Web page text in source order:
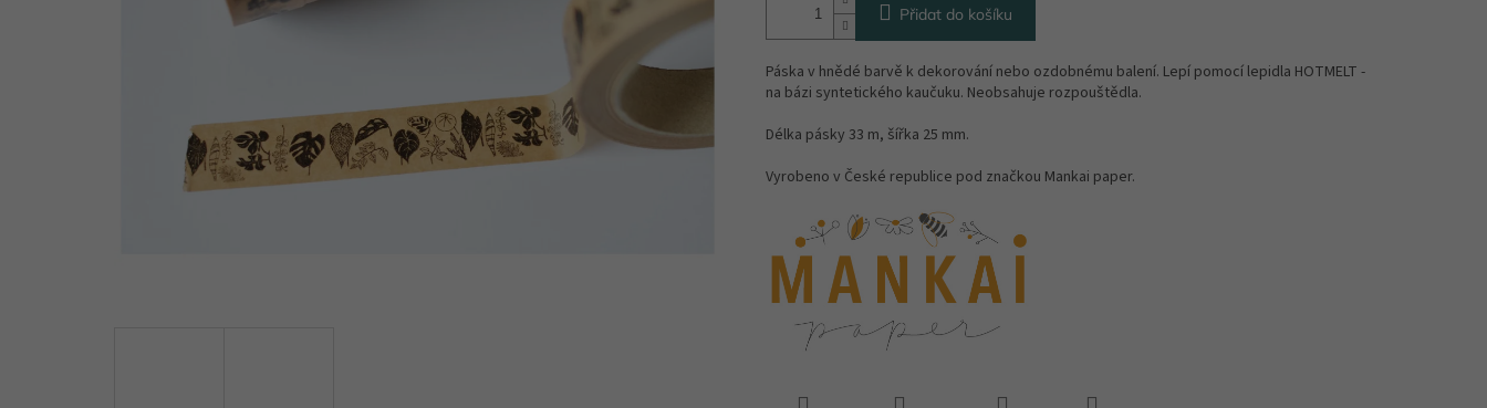
Přidat do košíku
Páska v hnědé barvě k dekorování nebo ozdobnému balení. Lepí pomocí lepidla HOTMELT -
na bázi syntetického kaučuku. Neobsahuje rozpouštědla.
Délka pásky 33 m, šířka 25 mm.
Vyrobeno v České republice pod značkou Mankai paper.